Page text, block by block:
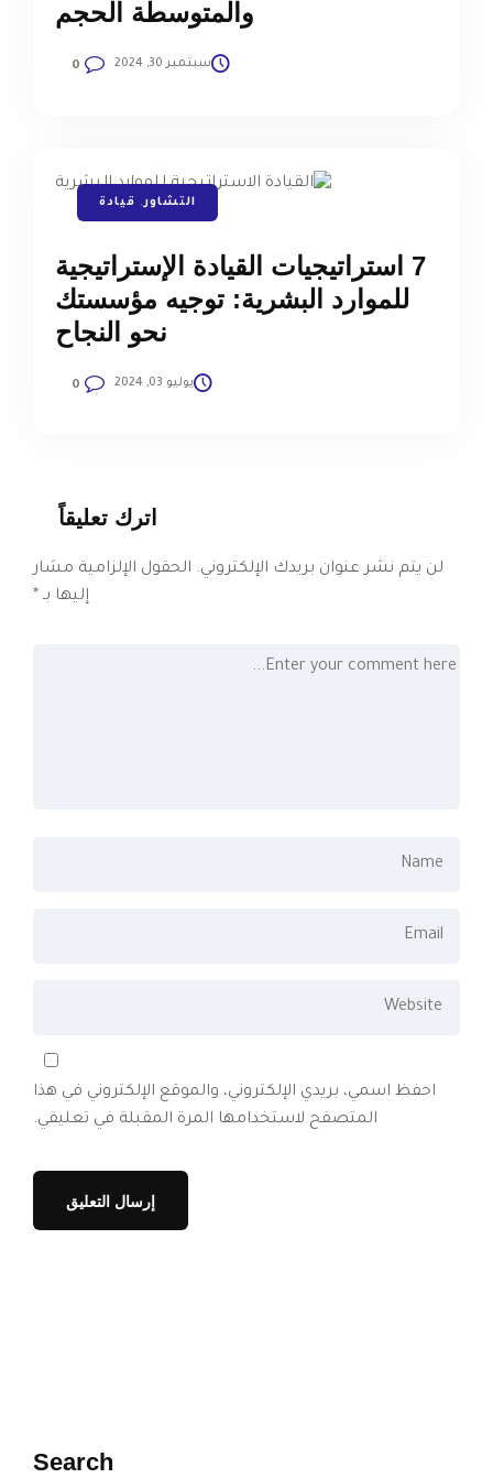
والمتوسطة الحجم
سبتمبر 30, 2024 0
التشاور, قيادة
7 استراتيجيات القيادة الإستراتيجية
للموارد البشرية: توجيه مؤسستك
نحو النجاح
يوليو 03, 2024 0
اترك تعليقاً
لن يتم نشر عنوان بريدك الإلكتروني. الحقول الإلزامية مشار
إليها بـ *
احفظ اسمي، بريدي الإلكتروني، والموقع الإلكتروني في هذا
المتصفح لاستخدامها المرة المقبلة في تعليقي.
Search